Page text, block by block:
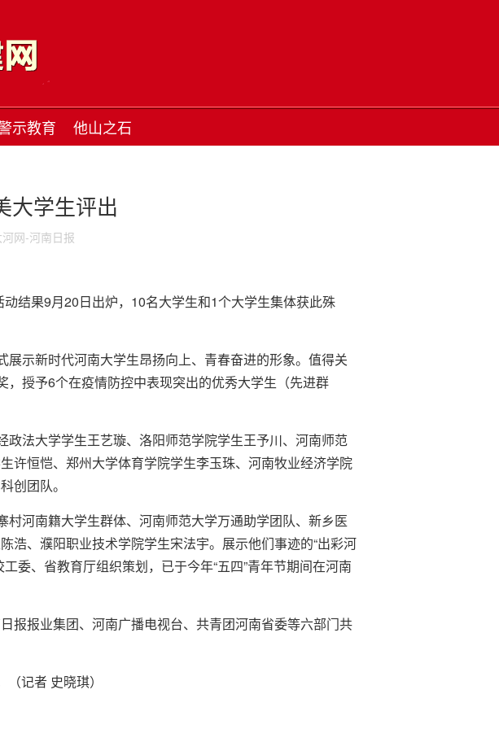
示教育 他山之石
大学生评出
网-河南日报
结果9月20日出炉，10名大学生和1个大学生集体获此殊
展示新时代河南大学生昂扬向上、青春奋进的形象。值得关
，授予6个在疫情防控中表现突出的优秀大学生（先进群
政法大学学生王艺璇、洛阳师范学院学生王予川、河南师范
许恒恺、郑州大学体育学院学生李玉珠、河南牧业经济学院
创团队。
河南籍大学生群体、河南师范大学万通助学团队、新乡医
浩、濮阳职业技术学院学生宋法宇。展示他们事迹的“出彩河
委、省教育厅组织策划，已于今年“五四”青年节期间在河南
报报业集团、河南广播电视台、共青团河南省委等六部门共
记者 史晓琪）